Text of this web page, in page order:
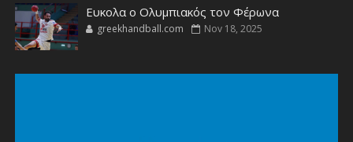
Ευκολα ο Ολυμπιακός τον Φέρωνα
greekhandball.com Nov 18, 2025